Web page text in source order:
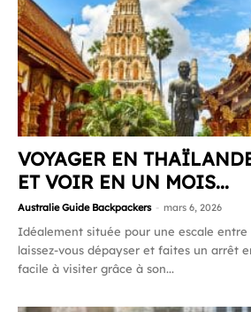
VOYAGER EN
ET VOIR EN UN MOIS...
Australie Guide Backpackers - mars 6, 2026
Idéalement située pour une escale entre
laissez-vous dépayser et faites un arrêt
facile à visiter grâce à son...